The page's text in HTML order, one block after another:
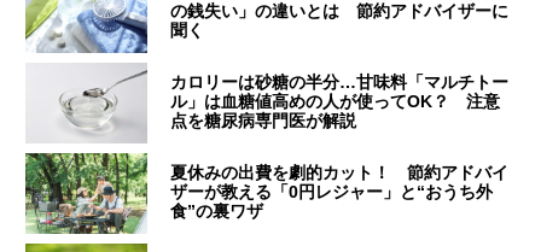
の銭失い」の違いとは 節約アドバイザーに
聞く
カロリーは砂糖の半分…甘味料「マルチトー
ル」は血糖値高めの人が使ってOK？ 注意
点を糖尿病専門医が解説
夏休みの出費を劇的カット！ 節約アドバイ
ザーが教える「0円レジャー」と“おうち外
食”の裏ワザ